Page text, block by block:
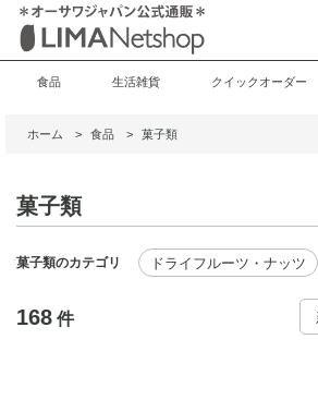
食品 生活雑貨 クイックオーダー
ホーム > 食品 > 菓子類
菓子類
菓子類のカテゴリ ドライフルーツ・ナッツ
168 件